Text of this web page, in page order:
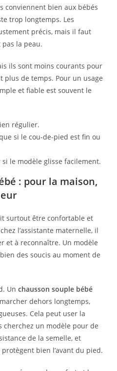
conviennent bien aux bébés
trop longtemps. Les
précis, mais il faut
la peau.
ils sont moins courants pour
de temps. Pour un usage
et fiable est souvent le
régulier.
si le cou-de-pied est fin ou
si le modèle glisse facilement.
: pour la maison,
surtout être confortable et
l’assistante maternelle, il
et à reconnaître. Un modèle
des soucis au moment de
Unchausson souple bébé
dehors longtemps,
Cela peut user la
cherchez un modèle pour de
de la semelle, et
bien l’avant du pied.